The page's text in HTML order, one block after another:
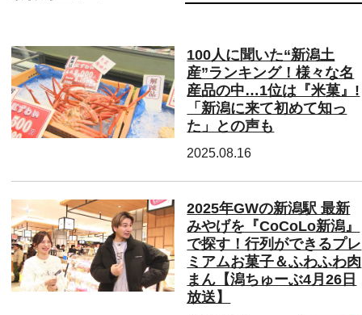
100人に聞いた“新潟土
産”ランキング！様々な名
産品の中…1位は『米菓』!
「新潟に来て初めて知っ
た」との声も
2025.08.16
2025年GWの新潟駅 最新
みやげを『CoCoLo新潟』
で探す！行列ができるプレ
ミアムお菓子＆ふわふわ肉
まん【潟ちゅーぶ4月26日
放送】